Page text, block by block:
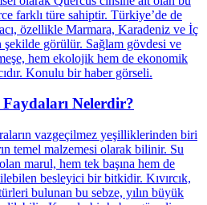
Faydaları Nelerdir?